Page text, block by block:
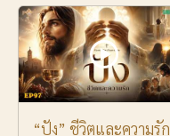
“ปัง” ชีวิตและความรัก